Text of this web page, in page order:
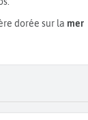
dorée sur la mer